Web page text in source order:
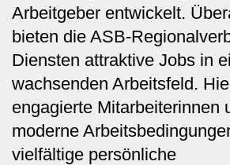
Arbeitgeber entwickelt.
bieten die ASB-
Diensten attraktive Jobs in
wachsenden Arbeitsfeld.
engagierte Mitarbeiterinnen
moderne
vielfältige persönliche